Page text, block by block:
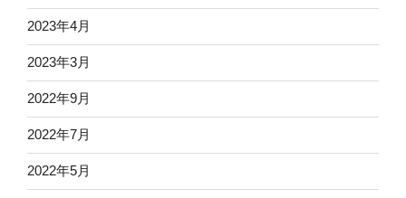
2023年4月
2023年3月
2022年9月
2022年7月
2022年5月